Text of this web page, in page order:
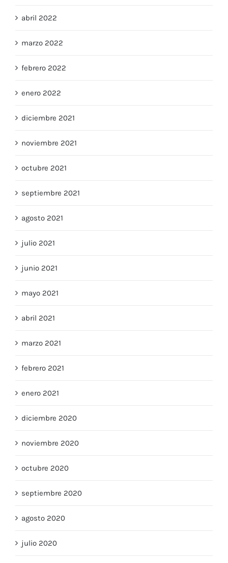
abril 2022
marzo 2022
febrero 2022
enero 2022
diciembre 2021
noviembre 2021
octubre 2021
septiembre 2021
agosto 2021
julio 2021
junio 2021
mayo 2021
abril 2021
marzo 2021
febrero 2021
enero 2021
diciembre 2020
noviembre 2020
octubre 2020
septiembre 2020
agosto 2020
julio 2020